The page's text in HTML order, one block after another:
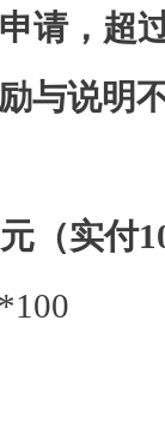
请，超
与说明
（实付